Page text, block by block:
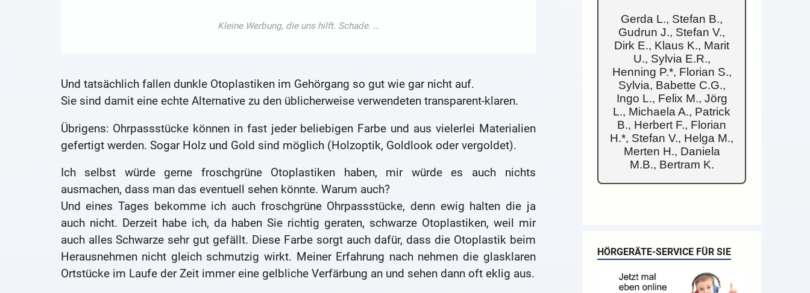
Und tatsächlich fallen dunkle Otoplastiken im Gehörgang so gut wie gar nicht auf.
Sie sind damit eine echte Alternative zu den üblicherweise verwendeten transparent-klaren.
Übrigens: Ohrpassstücke können in fast jeder beliebigen Farbe und aus vielerlei Materialien
gefertigt werden. Sogar Holz und Gold sind möglich (Holzoptik, Goldlook oder vergoldet).
Ich selbst würde gerne froschgrüne Otoplastiken haben, mir würde es auch nichts
ausmachen, dass man das eventuell sehen könnte. Warum auch?
Und eines Tages bekomme ich auch froschgrüne Ohrpassstücke, denn ewig halten die ja
auch nicht. Derzeit habe ich, da haben Sie richtig geraten, schwarze Otoplastiken, weil mir
auch alles Schwarze sehr gut gefällt. Diese Farbe sorgt auch dafür, dass die Otoplastik beim
Herausnehmen nicht gleich schmutzig wirkt. Meiner Erfahrung nach nehmen die glasklaren
Ortstücke im Laufe der Zeit immer eine gelbliche Verfärbung an und sehen dann oft eklig aus.
Gerda L., Stefan B.,
Gudrun J., Stefan V.,
Dirk E., Klaus K., Marit
U., Sylvia E.R.,
Henning P.*, Florian S.,
Sylvia, Babette C.G.,
Ingo L., Felix M., Jörg
L., Michaela A., Patrick
B., Herbert F., Florian
H.*, Stefan V., Helga M.,
Merten H., Daniela
M.B., Bertram K.
HÖRGERÄTE-SERVICE FÜR SIE